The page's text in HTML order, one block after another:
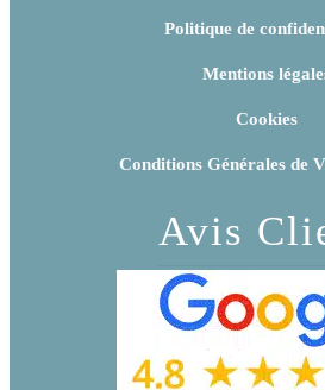
Politique de
Mentions
Cookies
Conditions Générales de
Avis